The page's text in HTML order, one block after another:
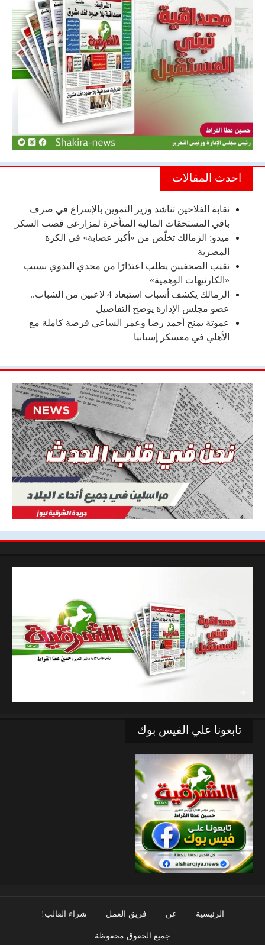
احدث المقالات
نقابة الفلاحين تناشد وزير التموين بالإسراع في صرف
باقي المستحقات المالية المتأخرة لمزارعي قصب السكر
ميدو: الزمالك تخلّص من «أكبر عصابة» في الكرة
المصرية
نقيب الصحفيين يطلب اعتذارًا من مجدي البدوي بسبب
«الكارنيهات الوهمية»
الزمالك يكشف أسباب استبعاد 4 لاعبين من الشباب..
عضو مجلس الإدارة يوضح التفاصيل
عموتة يمنح أحمد رضا وعمر الساعي فرصة كاملة مع
الأهلي في معسكر إسبانيا
تابعونا علي الفيس بوك
الرئيسية عن فريق العمل شراء القالب!
جميع الحقوق محفوظة